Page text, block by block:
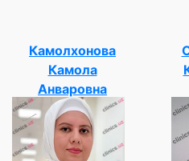
Камолхонова
Камола
Анваровна